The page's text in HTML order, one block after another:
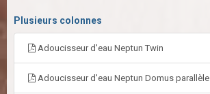
Plusieurs colonnes
Adoucisseur d'eau Neptun Twin
Adoucisseur d'eau Neptun Domus parallèle